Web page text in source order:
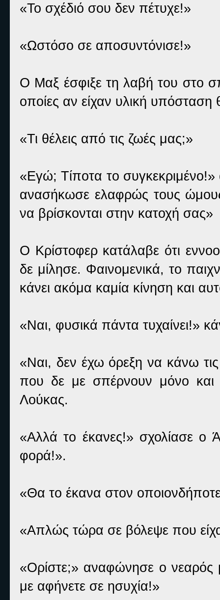
«Το σχέδιό σου δεν πέτυχε!»
«Ωστόσο σε αποσυντόνισε!»
Ο Μαξ έσφιξε τη λαβή του στο
οποίες αν είχαν υλική υπόσταση
«Τι θέλεις από τις ζωές μας;»
«Εγώ; Τίποτα το
ανασήκωσε ελαφρώς τους
να βρίσκονται στην κατοχή σας»
Ο Κρίστοφερ κατάλαβε ότι
δε μίλησε. Φαινομενικά, το
κάνει ακόμα καμία κίνηση και
«Ναι, φυσικά πάντα τυχαίνει!»
«Ναι, δεν έχω όρεξη να κάνω
που δε με σπέρνουν μόνο
Λούκας.
«Αλλά το έκανες!» σχολίασε ο
φορά!».
«Θα το έκανα στον
«Απλώς τώρα σε βόλεψε που
«Ορίστε;» αναφώνησε ο νεαρός
με αφήνετε σε ησυχία!»